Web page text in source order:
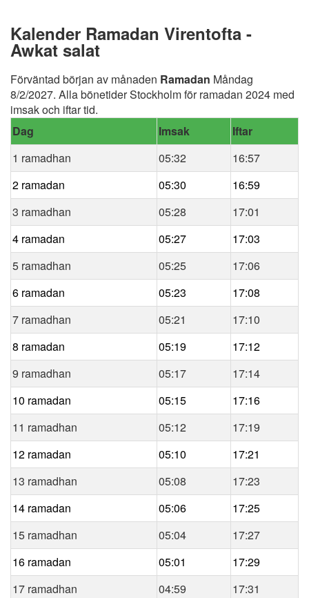
Kalender Ramadan Virentofta -
Awkat salat
Förväntad början av månaden Ramadan Måndag
8/2/2027. Alla bönetider Stockholm för ramadan 2024 med
imsak och iftar tid.
Dag
Imsak
Iftar
1 ramadhan
05:32
16:57
2 ramadan
05:30
16:59
3 ramadhan
05:28
17:01
4 ramadan
05:27
17:03
5 ramadhan
05:25
17:06
6 ramadan
05:23
17:08
7 ramadhan
05:21
17:10
8 ramadan
05:19
17:12
9 ramadhan
05:17
17:14
10 ramadan
05:15
17:16
11 ramadhan
05:12
17:19
12 ramadan
05:10
17:21
13 ramadhan
05:08
17:23
14 ramadan
05:06
17:25
15 ramadhan
05:04
17:27
16 ramadan
05:01
17:29
17 ramadhan
04:59
17:31